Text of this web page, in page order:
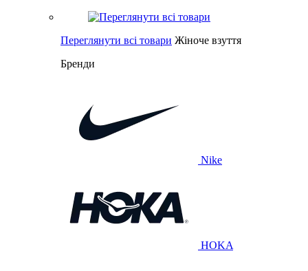
Переглянути всі товари Жіноче взуття
Бренди
Nike
HOKA